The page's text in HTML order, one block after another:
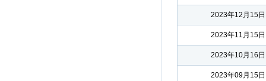
2023年12月15日
2023年11月15日
2023年10月16日
2023年09月15日